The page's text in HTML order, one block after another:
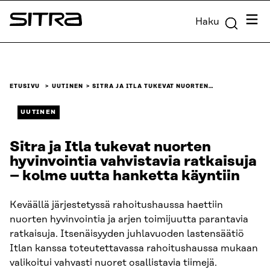
Siirry
suoraan
Sitra Haku
ETUSIVU UUTINEN SITRA JA ITLA TUKEVAT NUORTEN…
UUTINEN
Sitra ja Itla tukevat nuorten
hyvinvointia vahvistavia ratkaisuja
– kolme uutta hanketta käyntiin
Keväällä järjestetyssä rahoitushaussa haettiin
nuorten hyvinvointia ja arjen toimijuutta parantavia
ratkaisuja. Itsenäisyyden juhlavuoden lastensäätiö
Itlan kanssa toteutettavassa rahoitushaussa mukaan
valikoitui vahvasti nuoret osallistavia tiimejä.